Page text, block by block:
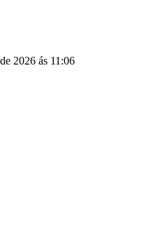
2026 ás 11:06